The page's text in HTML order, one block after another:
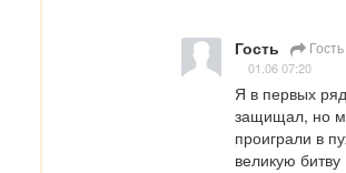
Гость Гость
01.06 07:20
Я в первых
защищал, но
проиграли в
великую битву